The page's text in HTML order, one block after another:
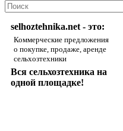
selhoztehnika.net - это:
Коммерческие предложения
о покупке, продаже, аренде
сельхозтехники
Вся сельхозтехника на
одной площадке!